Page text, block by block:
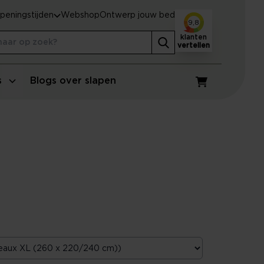
Blogs over slapen
Winkelwagen
WebshopOntwerp jouw bed
9,8
klanten
vertellen